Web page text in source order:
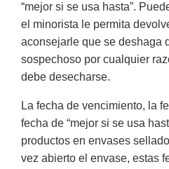
“mejor si se usa hasta”.
el minorista le permita
aconsejarle que se deshaga
sospechoso por cualquier
debe desecharse.
La fecha de vencimiento, la
fecha de “mejor si se usa
productos en envases
vez abierto el envase, estas